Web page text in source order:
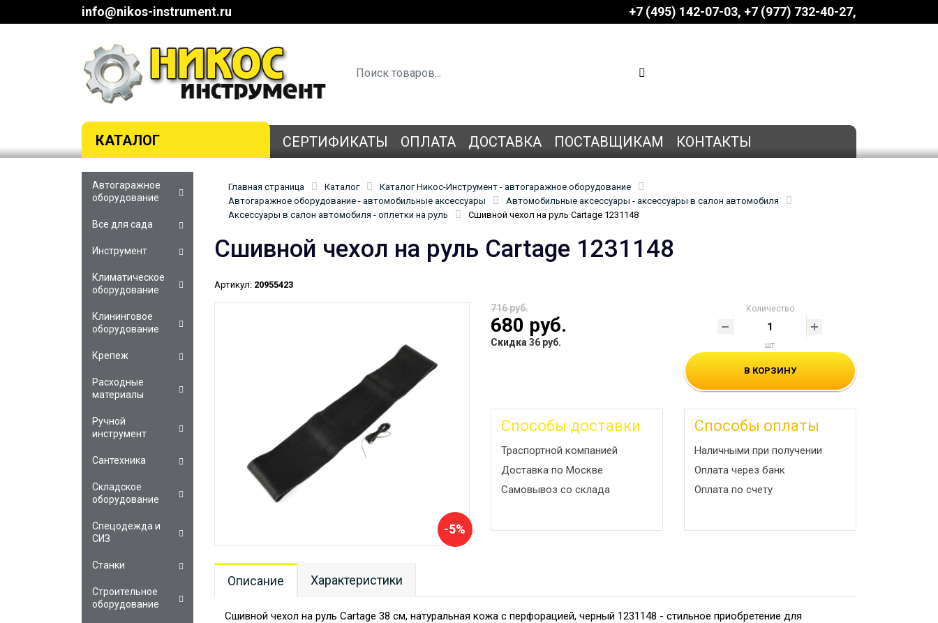
info@nikos-instrument.ru +7 (495) 142-07-03 ‎‎+7 (977) 732-40-27
КАТАЛОГ СЕРТИФИКАТЫ ОПЛАТА ДОСТАВКА ПОСТАВЩИКАМ КОНТАКТЫ
Главная страница Каталог
Каталог Никос-Инструмент - автогаражное оборудование
Автогаражное оборудование - автомобильные аксессуары
Автомобильные аксессуары - аксессуары в салон автомобиля
Аксессуары в салон автомобиля - оплетки на руль
Сшивной чехол на руль Cartage 1231148
Сшивной чехол на руль Cartage 1231148
Артикул: 20955423
-5%
716 руб.
680 руб.
Скидка 36 руб.
Количество
шт
В КОРЗИНУ
Способы доставки
Траспортной компанией
Доставка по Москве
Самовывоз со склада
Способы оплаты
Наличными при получении
Оплата через банк
Оплата по счету
Описание Характеристики
Сшивной чехол на руль Cartage 38 см, натуральная кожа с перфорацией, черный 1231148 - стильное приобретение для
Автогаражное
оборудование
Все для сада
Инструмент
Климатическое
оборудование
Клининговое
оборудование
Крепеж
Расходные
материалы
Ручной
инструмент
Сантехника
Складское
оборудование
Спецодежда и
СИЗ
Станки
Строительное
оборудование